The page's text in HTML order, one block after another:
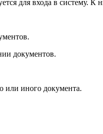
для входа в систему. К
документов.
или иного документа.